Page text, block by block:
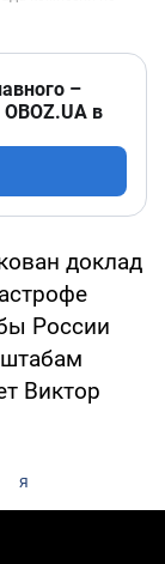
–
в
доклад
России
Виктор